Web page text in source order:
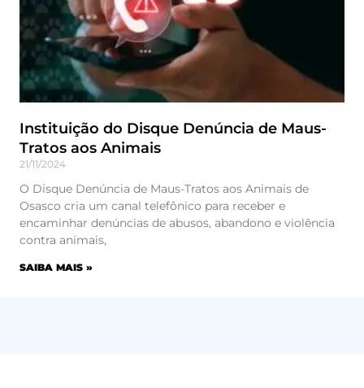
Instituição do Disque Denúncia de Maus-
Tratos aos Animais
21/11/2024
O Disque Denúncia de Maus-Tratos aos Animais de
Osasco cria um canal telefônico para receber e
encaminhar denúncias de abusos, abandono e violência
contra animais,
SAIBA MAIS »